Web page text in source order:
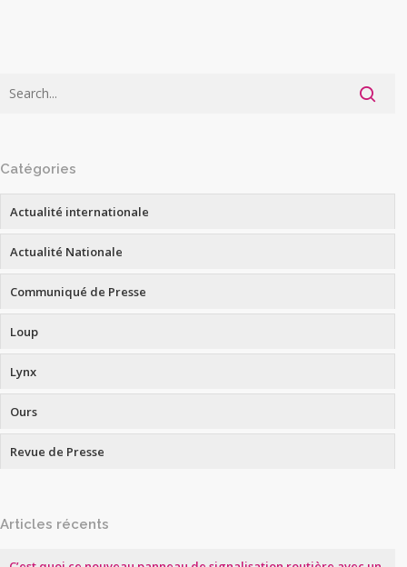
Catégories
Actualité internationale
Actualité Nationale
Communiqué de Presse
Loup
Lynx
Ours
Revue de Presse
Articles récents